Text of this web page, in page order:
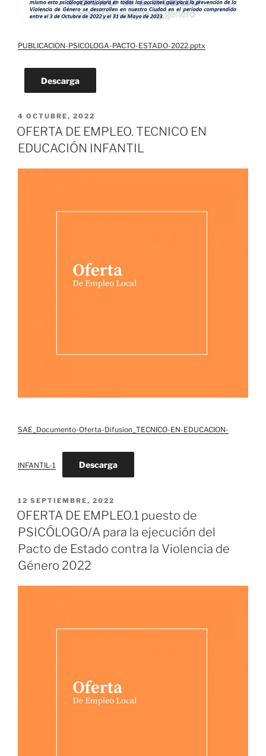
PUBLICACION-PSICOLOGA-PACTO-ESTADO-2022.pptx
Descarga
PUBLICADO
EL
4 OCTUBRE, 2022
OFERTA DE EMPLEO. TECNICO EN
EDUCACIÓN INFANTIL
SAE_Documento-Oferta-Difusion_TECNICO-EN-EDUCACION-
INFANTIL-1 Descarga
PUBLICADO
EL
12 SEPTIEMBRE, 2022
OFERTA DE EMPLEO.1 puesto de
PSICÓLOGO/A para la ejecución del
Pacto de Estado contra la Violencia de
Género 2022